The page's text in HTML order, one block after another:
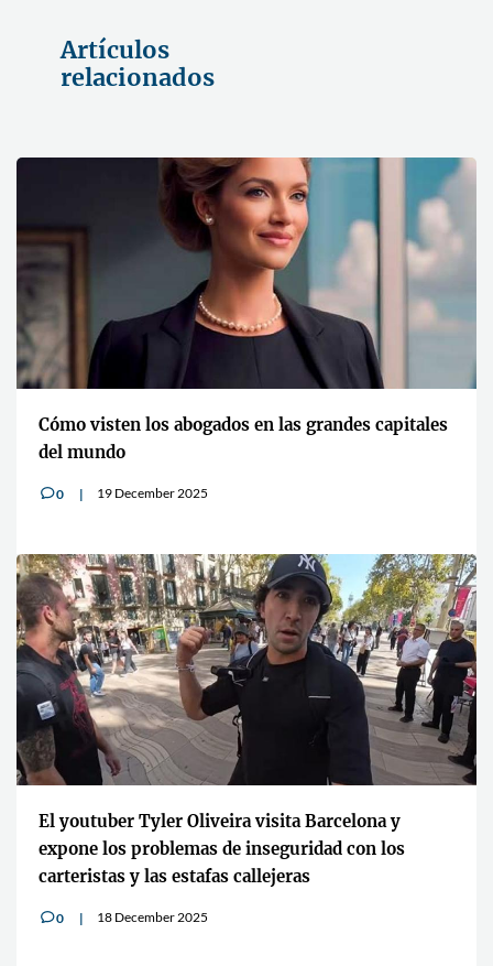
Artículos
relacionados
Cómo visten los abogados en las grandes capitales
del mundo
v0 19 December 2025
El youtuber Tyler Oliveira visita Barcelona y
expone los problemas de inseguridad con los
carteristas y las estafas callejeras
v0 18 December 2025